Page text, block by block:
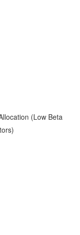
(Low Beta